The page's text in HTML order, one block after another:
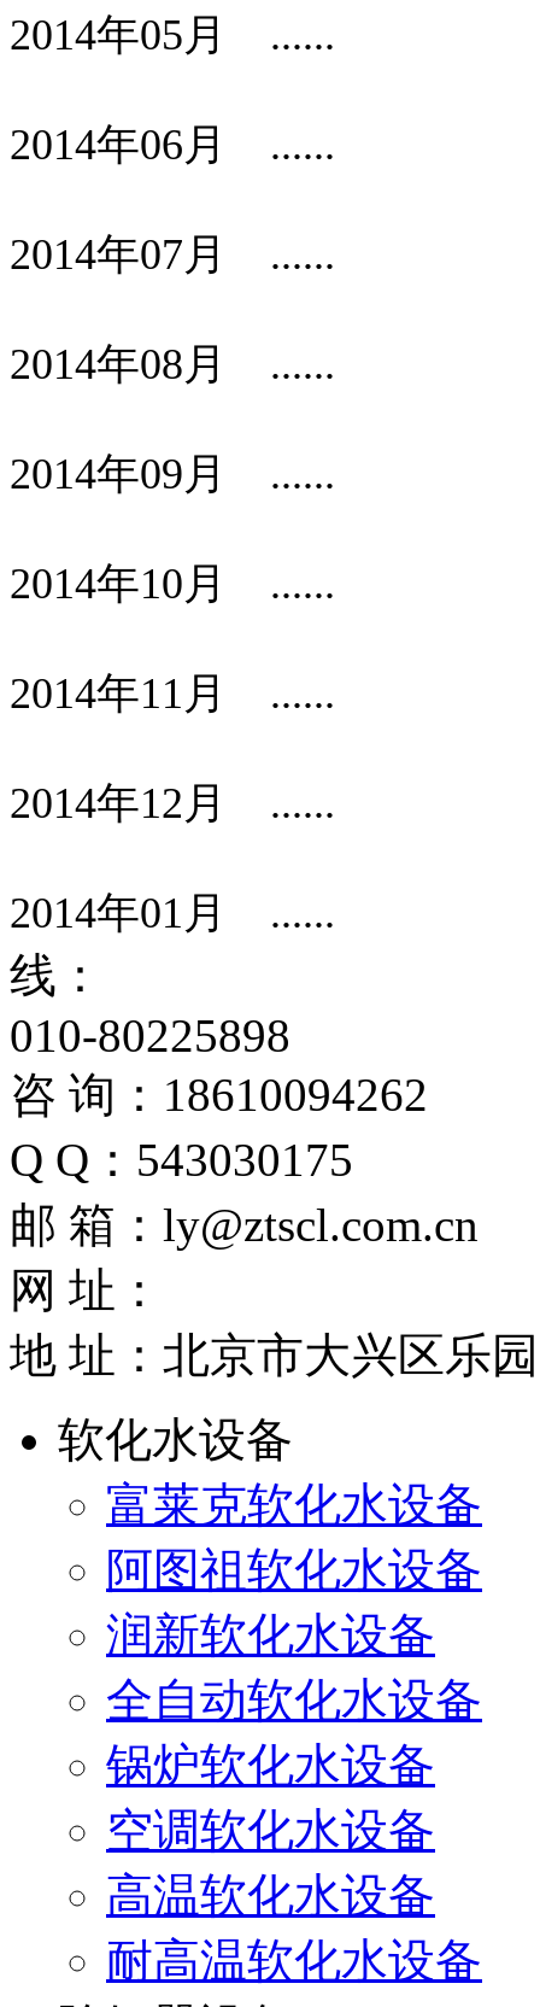
2014年05月 ......
2014年06月 ......
2014年07月 ......
2014年08月 ......
2014年09月 ......
2014年10月 ......
2014年11月 ......
2014年12月 ......
2014年01月 ......
线：
010-80225898
咨 询：18610094262
Q Q：543030175
邮 箱：ly@ztscl.com.cn
网 址：
地 址：北京市大兴区乐
软化水设备
富莱克软化水设备
阿图祖软化水设备
润新软化水设备
全自动软化水设备
锅炉软化水设备
空调软化水设备
高温软化水设备
耐高温软化水设备